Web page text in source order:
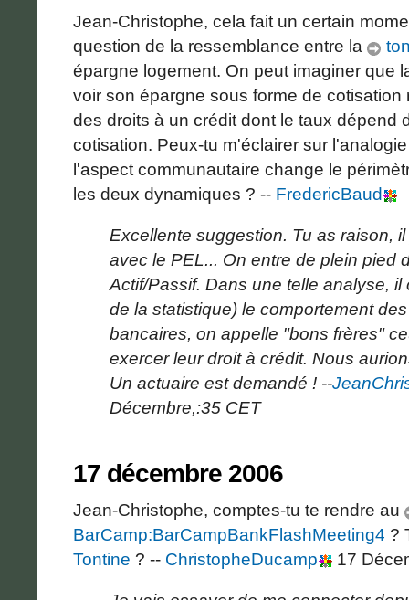
Jean-Christophe, cela fait un certain
question de la ressemblance entre la
épargne logement. On peut imaginer que
voir son épargne sous forme de
des droits à un crédit dont le taux dépend
cotisation. Peux-tu m'éclairer sur
l'aspect communautaire change le
les deux dynamiques ? -- FredericBaud
Excellente suggestion. Tu as raison,
avec le PEL... On entre de plein pied
Actif/Passif. Dans une telle analyse,
de la statistique) le comportement
bancaires, on appelle "bons frères"
exercer leur droit à crédit. Nous
Un actuaire est demandé ! --
Décembre,:35 CET
17 décembre 2006
Jean-Christophe, comptes-tu te rendre au
BarCamp:BarCampBankFlashMeeting4 ?
Tontine ? -- ChristopheDucamp 17